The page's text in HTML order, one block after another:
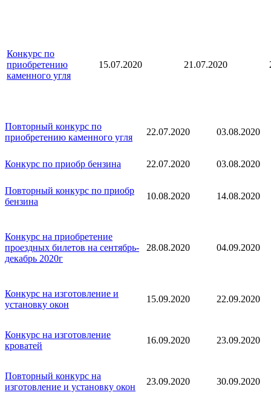
Конкурс по
приобретению
каменного угля
15.07.2020 21.07.2020
Повторный конкурс по
приобретению каменного угля
22.07.2020 03.08.2020
Конкурс по приобр бензина 22.07.2020 03.08.2020
Повторный конкурс по приобр
бензина
10.08.2020 14.08.2020
Конкурс на приобретение
проездных билетов на сентябрь-
декабрь 2020г
28.08.2020 04.09.2020
Конкурс на изготовление и
установку окон
15.09.2020 22.09.2020
Конкурс на изготовление
кроватей
16.09.2020 23.09.2020
Повторный конкурс на
изготовление и установку окон
23.09.2020 30.09.2020